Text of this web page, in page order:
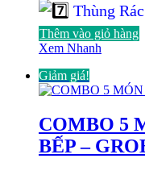
Thùng
Thêm vào giỏ hàng
Xem Nhanh
Giảm giá!
COMBO 5
BẾP –